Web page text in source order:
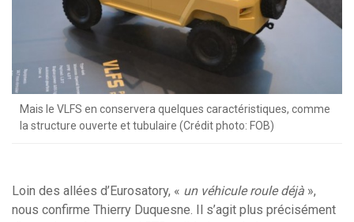
Mais le VLFS en conservera quelques caractéristiques, comme
la structure ouverte et tubulaire (Crédit photo: FOB)
Loin des allées d’Eurosatory, « un véhicule roule déjà »,
nous confirme Thierry Duquesne. Il s’agit plus précisément